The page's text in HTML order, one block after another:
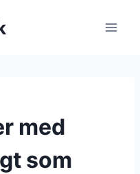
med
som